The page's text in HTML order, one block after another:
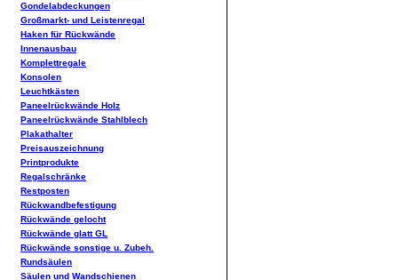
Gondelabdeckungen
Großmarkt- und Leistenregal
Haken für Rückwände
Innenausbau
Komplettregale
Konsolen
Leuchtkästen
Paneelrückwände Holz
Paneelrückwände Stahlblech
Plakathalter
Preisauszeichnung
Printprodukte
Regalschränke
Restposten
Rückwandbefestigung
Rückwände gelocht
Rückwände glatt GL
Rückwände sonstige u. Zubeh.
Rundsäulen
Säulen und Wandschienen